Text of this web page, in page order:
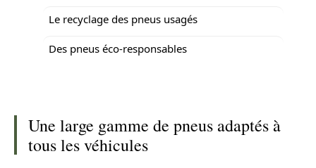
Le recyclage des pneus usagés
Des pneus éco-responsables
Une large gamme de pneus adaptés à
tous les véhicules